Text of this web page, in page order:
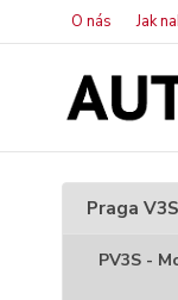
O nás Jak
Praga V3S
PV3S -